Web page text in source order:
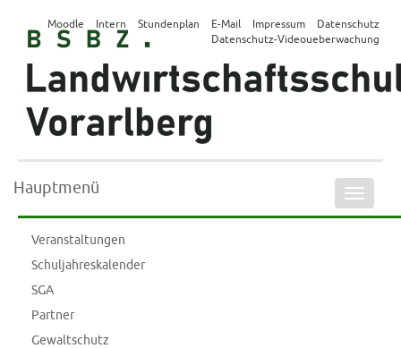
Moodle Intern Stundenplan E-Mail Impressum
Datenschutz
Datenschutz-Videoueberwachung
ein-/
Hauptmenü
Veranstaltungen
Schuljahreskalender
SGA
Partner
Gewaltschutz